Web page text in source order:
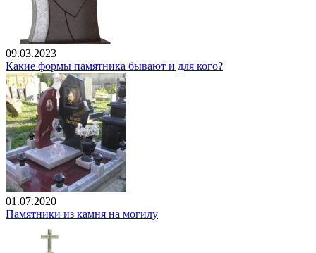
09.03.2023
Какие формы памятника бывают и для кого?
01.07.2020
Памятники из камня на могилу